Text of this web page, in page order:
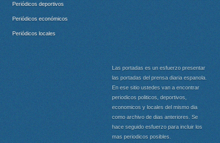
Periódicos deportivos
Periódicos económicos
Periódicos locales
Las portadas es un esfuerzo presentar
las portadas del prensa diaria espanola.
En ese sitio ustedes van a encontrar
periodicos politicos, deportivos,
economicos y locales del mismo dia
como archivo de dias anteriores. Se
hace seguido esfuerzo para incluir los
mas periodicos posibles.